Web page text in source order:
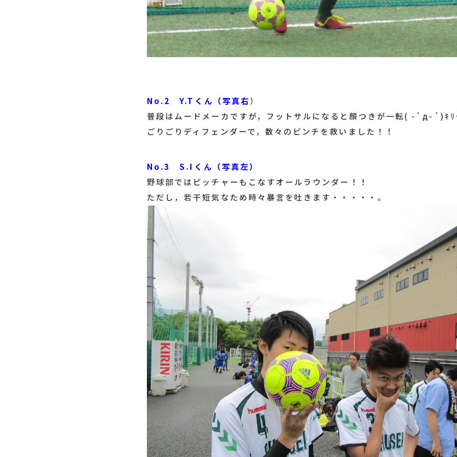
No.2 Y.Tくん（写真右）
普段はムードメーカですが，フットサルになると顔つきが一転( -`д-´)ｷ
ごりごりディフェンダーで，数々のピンチを救いました！！
No.3 S.Iくん（写真左）
野球部ではピッチャーもこなすオールラウンダー！！
ただし，若干短気なため時々暴言を吐きます・・・・・。